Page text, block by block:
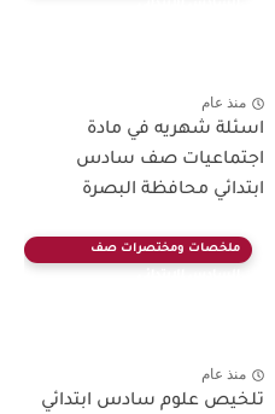
منذ عام
اسئلة شهريه في مادة
اجتماعيات صف سادس
ابتدائي محافظة البصرة
ملخصات ومختصرات صف
منذ عام
تلخيص علوم سادس ابتدائي